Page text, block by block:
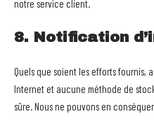
notre service client.
8. Notification
Quels que soient les efforts fournis,
Internet et aucune méthode de
sûre. Nous ne pouvons en